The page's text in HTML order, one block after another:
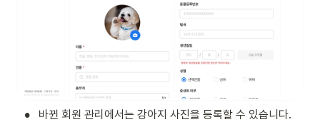
• 바뀐 회원 관리에서는 강아지 사진을 등록할 수 있습니다.